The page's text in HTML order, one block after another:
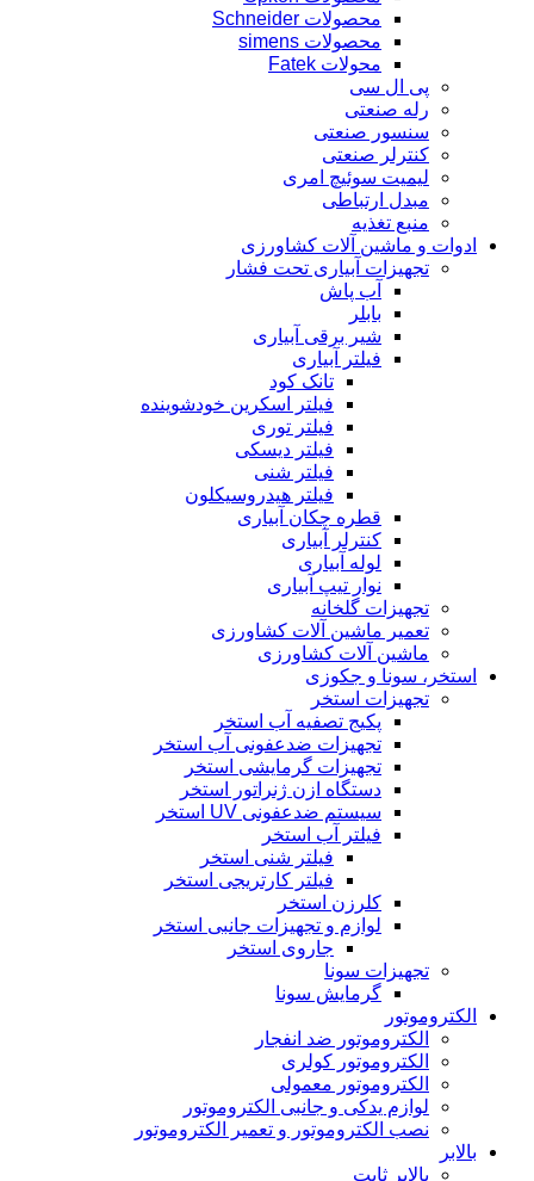
محصولات Schneider
محصولات simens
محولات Fatek
پی ال سی
رله صنعتی
سنسور صنعتی
کنترلر صنعتی
لیمیت سوئیچ امری
مبدل ارتباطی
منبع تغذیه
ادوات و ماشین آلات کشاورزی
تجهیزات آبیاری تحت فشار
آب پاش
بابلر
شیر برقی آبیاری
فیلتر آبیاری
تانک کود
فیلتر اسکرین خودشوینده
فیلتر توری
فیلتر دیسکی
فیلتر شنی
فیلتر هیدروسیکلون
قطره چکان آبیاری
کنترلر آبیاری
لوله آبیاری
نوار تیپ آبیاری
تجهیزات گلخانه
تعمیر ماشین آلات کشاورزی
ماشین آلات کشاورزی
استخر، سونا و جکوزی
تجهیزات استخر
پکیج تصفیه آب استخر
تجهیزات ضدعفونی آب استخر
تجهیزات گرمایشی استخر
دستگاه ازن ژنراتور استخر
سیستم ضدعفونی UV استخر
فیلتر آب استخر
فیلتر شنی استخر
فیلتر کارتریجی استخر
کلرزن استخر
لوازم و تجهیزات جانبی استخر
جاروی استخر
تجهیزات سونا
گرمایش سونا
الکتروموتور
الکتروموتور ضد انفجار
الکتروموتور کولری
الکتروموتور معمولی
لوازم یدکی و جانبی الکتروموتور
نصب الکتروموتور و تعمیر الکتروموتور
بالابر
بالابر ثابت